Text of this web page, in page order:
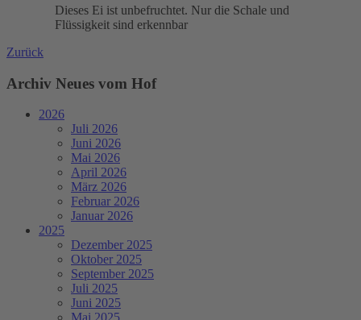
Dieses Ei ist unbefruchtet. Nur die Schale und
Flüssigkeit sind erkennbar
Zurück
Archiv Neues vom Hof
2026
Juli 2026
Juni 2026
Mai 2026
April 2026
März 2026
Februar 2026
Januar 2026
2025
Dezember 2025
Oktober 2025
September 2025
Juli 2025
Juni 2025